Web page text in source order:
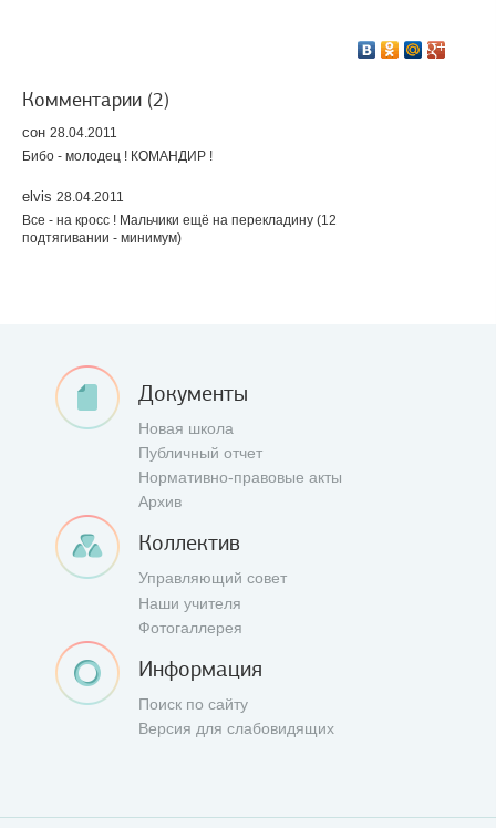
Комментарии (2)
сон 28.04.2011
Бибо - молодец ! КОМАНДИР !
elvis 28.04.2011
Все - на кросс ! Мальчики ещё на перекладину (12
подтягивании - минимум)
Документы
Новая школа
Публичный отчет
Нормативно-правовые акты
Архив
Коллектив
Управляющий совет
Наши учителя
Фотогаллерея
Информация
Поиск по сайту
Версия для слабовидящих